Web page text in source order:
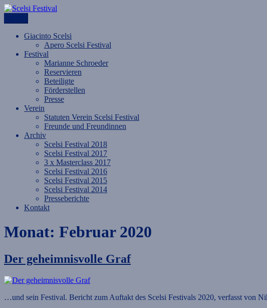
Zum
springen
Scelsi Festival
im Sog des Neuen Jahres.
Giacinto Scelsi
Apero Scelsi Festival
Festival
Marianne Schroeder
Reservieren
Beteiligte
Förderstellen
Presse
Verein
Statuten Verein Scelsi Festival
Freunde und Freundinnen
Archiv
Scelsi Festival 2018
Scelsi Festival 2017
3 x Masterclass 2017
Scelsi Festival 2016
Scelsi Festival 2015
Scelsi Festival 2014
Presseberichte
Kontakt
Monat: Februar 2020
Der geheimnisvolle Graf
…und sein Festival. Bericht zum Auftakt des Scelsi Festivals 2020, verfasst von